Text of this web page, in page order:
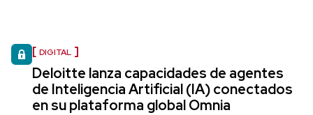
DIGITAL
Deloitte lanza capacidades de agentes
de Inteligencia Artificial (IA) conectados
en su plataforma global Omnia